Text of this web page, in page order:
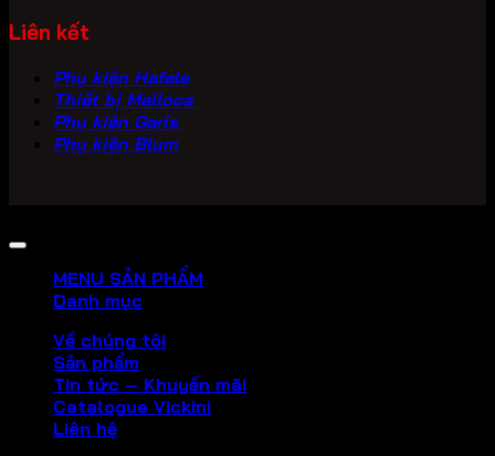
Liên kết
Phụ kiện Hafele
Thiết bị Malloca
Phụ kiện Garis
Phụ kiện Blum
MENU SẢN PHẨM
Danh mục
Về chúng tôi
Sản phẩm
Tin tức – Khuyến mãi
Catalogue Vickini
Liên hệ